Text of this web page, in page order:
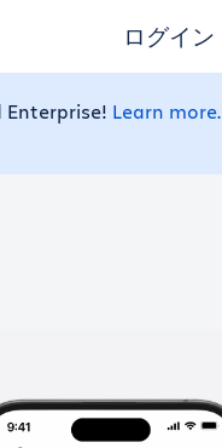
ログイン
Learn more.